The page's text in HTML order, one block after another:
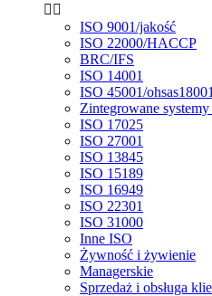
 
ISO 9001/jakość
ISO 22000/HACCP
BRC/IFS
ISO 14001
ISO 45001/ohsas18001
Zintegrowane
ISO 17025
ISO 27001
ISO 13845
ISO 15189
ISO 16949
ISO 22301
ISO 31000
Inne ISO
Żywność i żywienie
Managerskie
Sprzedaż i obsługa